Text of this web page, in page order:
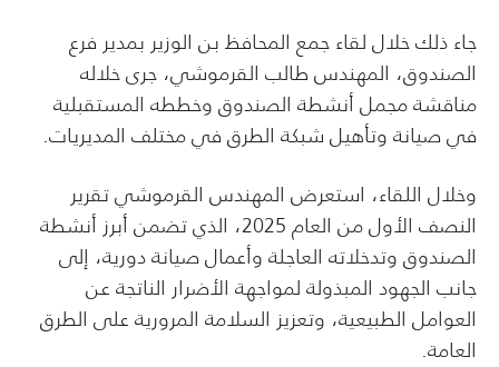
جاء ذلك خلال لقاء جمع المحافظ بن الوزير بمدير فرع
الصندوق، المهندس طالب القرموشي، جرى خلاله
مناقشة مجمل أنشطة الصندوق وخططه المستقبلية
في صيانة وتأهيل شبكة الطرق في مختلف المديريات.
وخلال اللقاء، استعرض المهندس القرموشي تقرير
النصف الأول من العام 2025، الذي تضمن أبرز أنشطة
الصندوق وتدخلاته العاجلة وأعمال صيانة دورية، إلى
جانب الجهود المبذولة لمواجهة الأضرار الناتجة عن
العوامل الطبيعية، وتعزيز السلامة المرورية على الطرق
العامة.